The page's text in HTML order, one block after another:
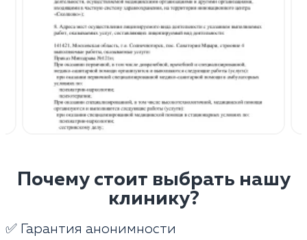
Почему стоит выбрать нашу
клинику?
✅ Гарантия анонимности